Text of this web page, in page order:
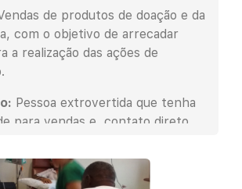
de produtos de doação e da
com o objetivo de arrecadar
a realização das ações de
Pessoa extrovertida que tenha
para vendas e contato direto